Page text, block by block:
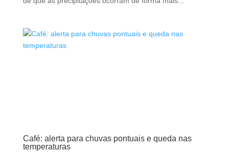
Café: alerta para chuvas pontuais e queda nas
temperaturas